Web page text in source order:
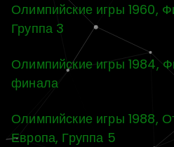
Олимпийские игры 1960,
Группа 3
Олимпийские игры 1984,
финала
Олимпийские игры 1988,
Европа, Группа 5